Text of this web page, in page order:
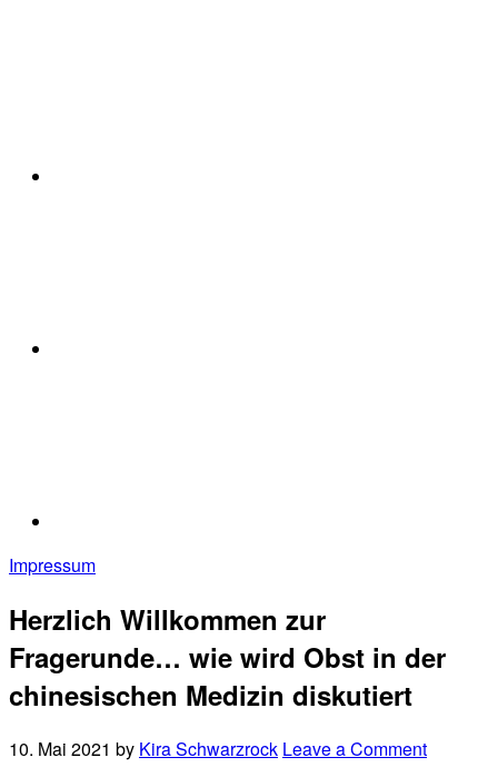
Impressum
Herzlich Willkommen zur
Fragerunde… wie wird Obst in der
chinesischen Medizin diskutiert
10. Mai 2021 by Kira Schwarzrock Leave a Comment